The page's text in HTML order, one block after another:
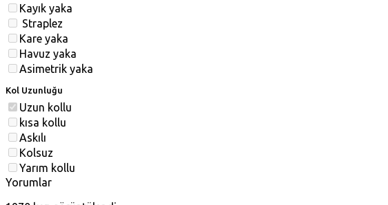
Kayık yaka
Straplez
Kare yaka
Havuz yaka
Asimetrik yaka
Kol Uzunluğu
Uzun kollu
kısa kollu
Askılı
Kolsuz
Yarım kollu
Yorumlar